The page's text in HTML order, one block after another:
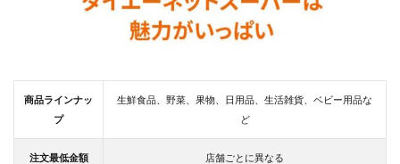
3.3
配送
対応
商品ラインナッ
プ
生鮮食品、野菜、果物、日用品、生活雑貨、ベビー用品な
ど
注文最低金額 店舗ごとに異なる